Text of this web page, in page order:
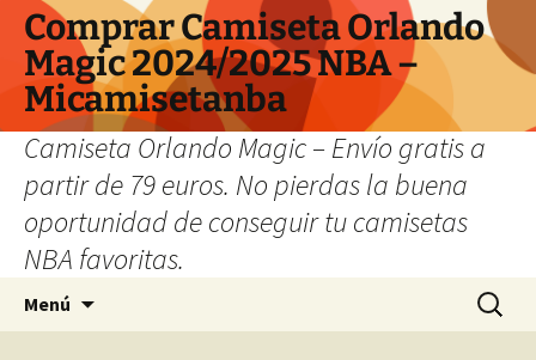
Comprar Camiseta Orlando
Magic 2024/2025 NBA –
Micamisetanba
Camiseta Orlando Magic – Envío gratis a
partir de 79 euros. No pierdas la buena
oportunidad de conseguir tu camisetas
NBA favoritas.
Menú Buscar: